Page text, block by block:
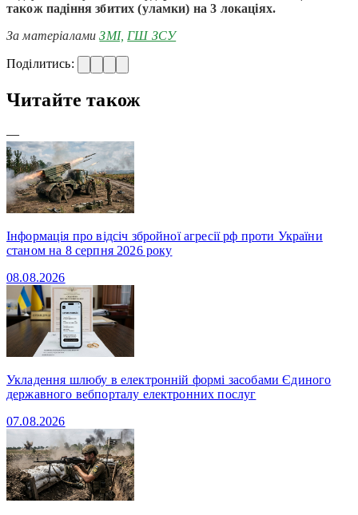
також падіння збитих (уламки) на 3 локаціях.
За матеріаламиЗМІ, ГШ ЗСУ
Поділитись:
Читайте також
—
Інформація про відсіч збройної агресії рф проти України
станом на 8 серпня 2026 року
08.08.2026
Укладення шлюбу в електронній формі засобами Єдиного
державного вебпорталу електронних послуг
07.08.2026